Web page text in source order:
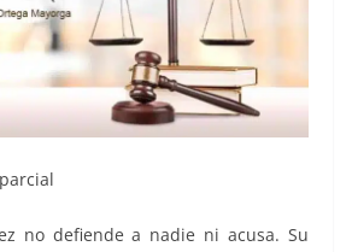
no defiende a nadie ni acusa. Su